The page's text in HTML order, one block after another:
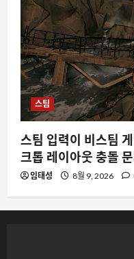
스팀
스팀 입력이 비스팀
크톱 레이아웃 충돌 문
임태성 8월 9, 2026